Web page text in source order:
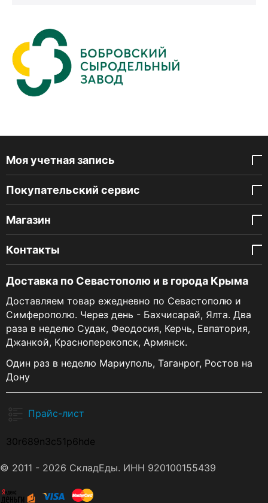
Моя учетная запись
Покупательский сервис
Магазин
Контакты
Доставка по Севастополю и в города Крыма
Доставляем товар ежедневно по Севастополю и
Симферополю. Через день - Бахчисарай, Ялта. Два
раза в неделю Судак, Феодосия, Керчь, Евпатория,
Джанкой, Красноперекопск, Армянск.
Один раз в неделю Мариуполь, Таганрог, Ростов на
Дону
Прайс-лист
30r689n3c51p6hde
© 2011 - 2026 СкладЕды. ИНН 920100155439